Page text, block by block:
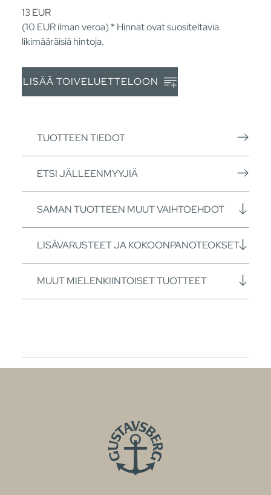
13EUR
(10 EURilman veroa) * Hinnat ovat suositeltavia
likimääräisiä hintoja.
LISÄÄ TOIVELUETTELOON
TUOTTEEN TIEDOT
ETSI JÄLLEENMYYJIÄ
SAMAN TUOTTEEN MUUT VAIHTOEHDOT
LISÄVARUSTEET JA KOKOONPANOTEOKSET
MUUT MIELENKIINTOISET TUOTTEET